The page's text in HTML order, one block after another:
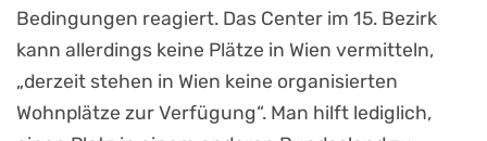
Bedingungen reagiert. Das Center im 15. Bezirk
kann allerdings keine Plätze in Wien vermitteln,
„derzeit stehen in Wien keine organisierten
Wohnplätze zur Verfügung“. Man hilft lediglich,